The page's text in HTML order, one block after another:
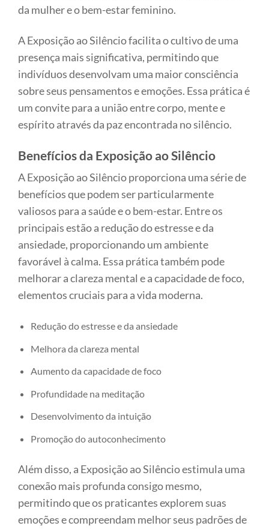
da mulher e o bem-estar feminino.
A Exposição ao Silêncio facilita o cultivo de uma
presença mais significativa, permitindo que
indivíduos desenvolvam uma maior consciência
sobre seus pensamentos e emoções. Essa prática é
um convite para a união entre corpo, mente e
espírito através da paz encontrada no silêncio.
Benefícios da Exposição ao Silêncio
A Exposição ao Silêncio proporciona uma série de
benefícios que podem ser particularmente
valiosos para a saúde e o bem-estar. Entre os
principais estão a redução do estresse e da
ansiedade, proporcionando um ambiente
favorável à calma. Essa prática também pode
melhorar a clareza mental e a capacidade de foco,
elementos cruciais para a vida moderna.
Redução do estresse e da ansiedade
Melhora da clareza mental
Aumento da capacidade de foco
Profundidade na meditação
Desenvolvimento da intuição
Promoção do autoconhecimento
Além disso, a Exposição ao Silêncio estimula uma
conexão mais profunda consigo mesmo,
permitindo que os praticantes explorem suas
emoções e compreendam melhor seus padrões de